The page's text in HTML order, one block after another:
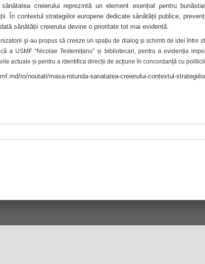
creierului reprezintă un element esențial pentru
În contextul strategiilor europene dedicate sănătății publice,
sănătății creierului devine o prioritate tot mai evidentă.
şi-au propus să creeze un spațiu de dialog și schimb de idei între
a USMF “Nicolae Testemițanu” și bibliotecari, pentru a evidenția
actuale și pentru a identifica direcții de acțiune în concordanță cu
ro/noutati/masa-rotunda-sanatatea-creierului-contextul-